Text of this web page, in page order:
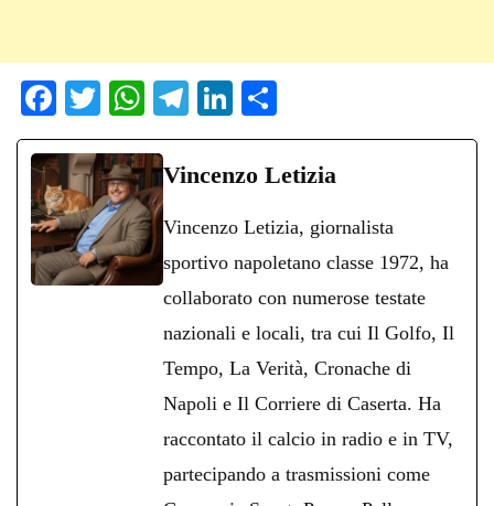
Fa
ce
bo
ok
T
wi
tte
r
W
ha
ts
A
pp
Te
le
gr
m
Li
nk
ed
on
di
di
Vincenzo Letizia
Vincenzo Letizia, giornalista
sportivo napoletano classe 1972, ha
collaborato con numerose testate
nazionali e locali, tra cui Il Golfo, Il
Tempo, La Verità, Cronache di
Napoli e Il Corriere di Caserta. Ha
raccontato il calcio in radio e in TV,
partecipando a trasmissioni come